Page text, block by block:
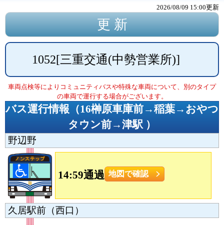
2026/08/09 15:00更新
1052[三重交通(中勢営業所)]
車両点検等によりコミュニティバスや特殊な車両について、別のタイプ
の車両で運行する場合がございます。
バス運行情報（16榊原車庫前→稲葉→おやつ
タウン前→津駅 ）
野辺野
14:59通過 地図で確認
久居駅前（西口）